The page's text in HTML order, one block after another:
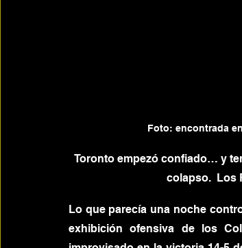
Foto: encontrada
Toronto empezó confiado… y
colapso.
Lo que parecía una noche
exhibición ofensiva de los